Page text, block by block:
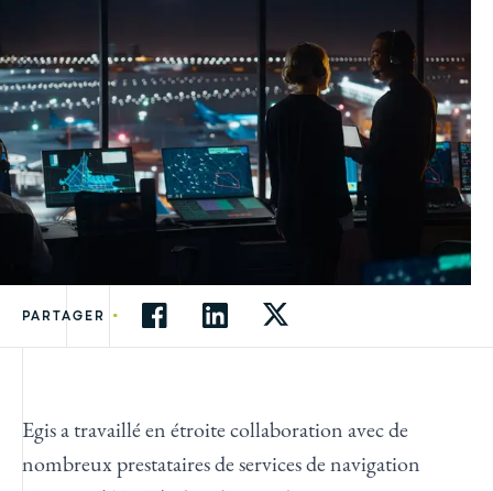
PARTAGER •
Egis a travaillé en étroite collaboration avec de
nombreux prestataires de services de navigation